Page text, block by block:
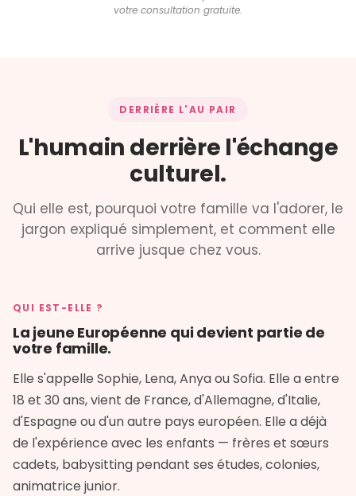
votre consultation gratuite.
DERRIÈRE L'AU PAIR
L'humain derrière l'échange
culturel.
Qui elle est, pourquoi votre famille va l'adorer, le
jargon expliqué simplement, et comment elle
arrive jusque chez vous.
QUI EST-ELLE ?
La jeune Européenne qui devient partie de
votre famille.
Elle s'appelle Sophie, Lena, Anya ou Sofia. Elle a entre
18 et 30 ans, vient de France, d'Allemagne, d'Italie,
d'Espagne ou d'un autre pays européen. Elle a déjà
de l'expérience avec les enfants — frères et sœurs
cadets, babysitting pendant ses études, colonies,
animatrice junior.